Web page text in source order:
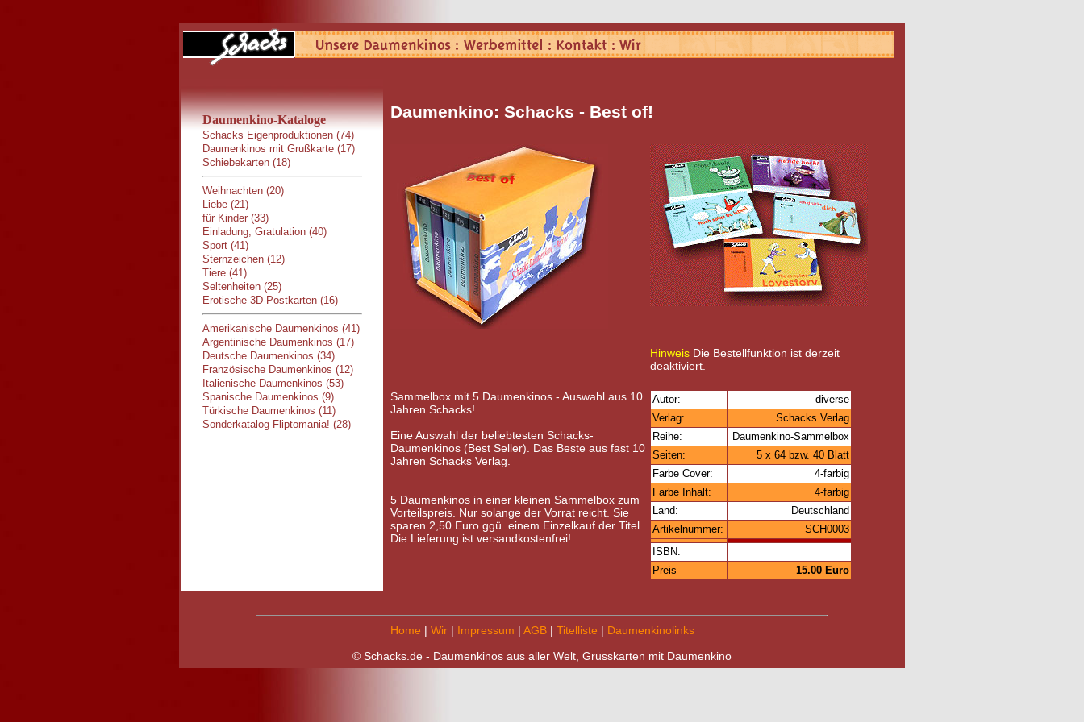
Daumenkino-Kataloge
Schacks Eigenproduktionen (74)
Daumenkinos mit Grußkarte (17)
Schiebekarten (18)
Weihnachten (20)
Liebe (21)
für Kinder (33)
Einladung, Gratulation (40)
Sport (41)
Sternzeichen (12)
Tiere (41)
Seltenheiten (25)
Erotische 3D-Postkarten (16)
Amerikanische Daumenkinos (41)
Argentinische Daumenkinos (17)
Deutsche Daumenkinos (34)
Französische Daumenkinos (12)
Italienische Daumenkinos (53)
Spanische Daumenkinos (9)
Türkische Daumenkinos (11)
Sonderkatalog Fliptomania! (28)
Daumenkino: Schacks - Best of!
Hinweis Die Bestellfunktion ist derzeit
deaktiviert.
Sammelbox mit 5 Daumenkinos - Auswahl aus 10
Jahren Schacks!
Eine Auswahl der beliebtesten Schacks-
Daumenkinos (Best Seller). Das Beste aus fast 10
Jahren Schacks Verlag.
5 Daumenkinos in einer kleinen Sammelbox zum
Vorteilspreis. Nur solange der Vorrat reicht. Sie
sparen 2,50 Euro ggü. einem Einzelkauf der Titel.
Die Lieferung ist versandkostenfrei!
Autor:
diverse
Verlag:
Schacks Verlag
Reihe:
Daumenkino-Sammelbox
Seiten:
5 x 64 bzw. 40 Blatt
Farbe Cover:
4-farbig
Farbe Inhalt:
4-farbig
Land:
Deutschland
Artikelnummer:
SCH0003
ISBN:
Preis
15.00 Euro
Home | Wir| Impressum | AGB| Titelliste | Daumenkinolinks
© Schacks.de - Daumenkinos aus aller Welt, Grusskarten mit Daumenkino